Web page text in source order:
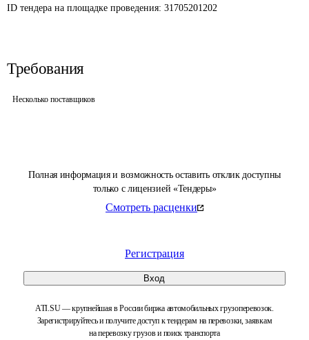
Полная информация и возможность оставить отклик доступны
только с лицензией «Тендеры»
Смотреть расценки
Регистрация
Вход
ATI.SU — крупнейшая в России биржа автомобильных грузоперевозок.
Зарегистрируйтесь и получите доступ к тендерам на перевозки, заявкам
на перевозку грузов и поиск транспорта
ID тендера на площадке проведения: 31705201202
Требования
Несколько поставщиков